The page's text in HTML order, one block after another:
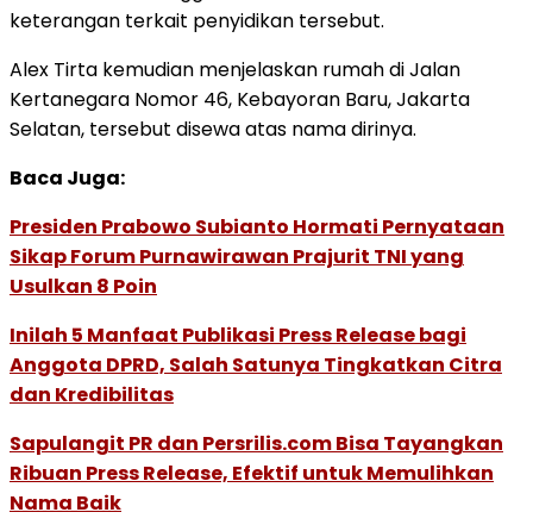
keterangan terkait penyidikan tersebut. ​​​​​​​
Alex Tirta kemudian menjelaskan rumah di Jalan
Kertanegara Nomor 46, Kebayoran Baru, Jakarta
Selatan, tersebut disewa atas nama dirinya.
Baca Juga:
Presiden Prabowo Subianto Hormati Pernyataan
Sikap Forum Purnawirawan Prajurit TNI yang
Usulkan 8 Poin
Inilah 5 Manfaat Publikasi Press Release bagi
Anggota DPRD, Salah Satunya Tingkatkan Citra
dan Kredibilitas
Sapulangit PR dan Persrilis.com Bisa Tayangkan
Ribuan Press Release, Efektif untuk Memulihkan
Nama Baik